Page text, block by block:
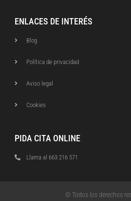
ENLACES DE INTERÉS
Blog
Política de privacidad
Aviso legal
Cookies
PIDA CITA ONLINE
Llama al 663 216 571
© Todos los derechos